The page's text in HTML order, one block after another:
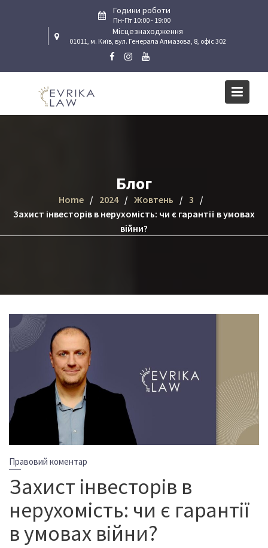
Години роботи
Пн-Пт 10:00 - 19:00
Місцезнаходження
01011, м. Київ, вул. Генерала Алмазова, 8, офіс 302
Блог
Home 2024 Жовтень
3
Захист інвесторів в нерухомість: чи є гарантії в умовах
війни?
Правовий коментар
Захист інвесторів в
нерухомість: чи є гарантії
в умовах війни?